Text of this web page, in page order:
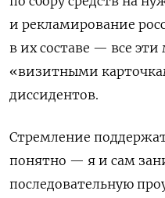
и рекламирование
в их составе — все
«визитными
диссидентов.
Стремление
понятно — я и сам
последовательную